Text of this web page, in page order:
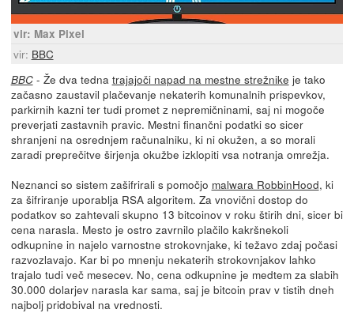
vir: Max Pixel
vir: BBC
BBC- Že dva tedna trajajoči napad na mestne strežnike je tako
začasno zaustavil plačevanje nekaterih komunalnih prispevkov,
parkirnih kazni ter tudi promet z nepremičninami, saj ni mogoče
preverjati zastavnih pravic. Mestni finančni podatki so sicer
shranjeni na osrednjem računalniku, ki ni okužen, a so morali
zaradi preprečitve širjenja okužbe izklopiti vsa notranja omrežja.
Neznanci so sistem zašifrirali s pomočjo malwara RobbinHood, ki
za šifriranje uporablja RSA algoritem. Za vnovični dostop do
podatkov so zahtevali skupno 13 bitcoinov v roku štirih dni, sicer bi
cena narasla. Mesto je ostro zavrnilo plačilo kakršnekoli
odkupnine in najelo varnostne strokovnjake, ki težavo zdaj počasi
razvozlavajo. Kar bi po mnenju nekaterih strokovnjakov lahko
trajalo tudi več mesecev. No, cena odkupnine je medtem za slabih
30.000 dolarjev narasla kar sama, saj je bitcoin prav v tistih dneh
najbolj pridobival na vrednosti.